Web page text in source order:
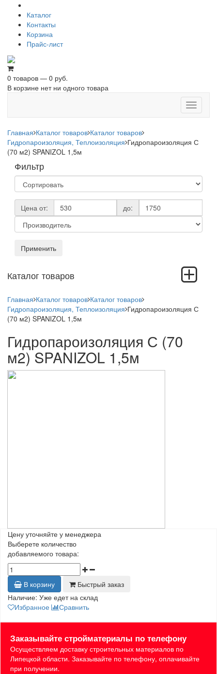
Каталог
Контакты
Корзина
Прайс-лист
0 товаров — 0 руб.
В корзине нет ни одного товара
Toggle
Главная Каталог товаров Каталог товаров
Гидропароизоляция, Теплоизоляция Гидропароизоляция С
(70 м2) SPANIZOL 1,5м
Фильтр
Цена от: до:
Применить
Каталог товаров
Toggle
navigation
Главная Каталог товаров Каталог товаров
Гидропароизоляция, Теплоизоляция Гидропароизоляция С
(70 м2) SPANIZOL 1,5м
Гидропароизоляция С (70
м2) SPANIZOL 1,5м
Цену уточняйте у менеджера
Выберете количество
добавляемого товара:
В корзину
Быстрый заказ
Наличие: Уже едет на склад
Избранное
Сравнить
Заказывайте стройматериалы по телефону
Осуществляем доставку строительных материалов по
Липецкой области. Заказывайте по телефону, оплачивайте
при получении.